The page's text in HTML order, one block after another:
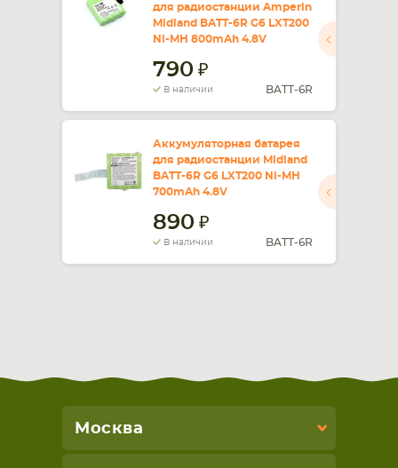
для радиостанции Amperin
Midland BATT-6R G6 LXT200
Ni-MH 800mAh 4.8V
790
В наличии BATT-6R
Аккумуляторная батарея
для радиостанции Midland
BATT-6R G6 LXT200 Ni-MH
700mAh 4.8V
890
В наличии BATT-6R
Москва